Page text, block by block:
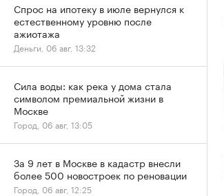
Спрос на ипотеку в июле вернулся к
естественному уровню после
ажиотажа
Деньги, 06 авг, 13:32
Сила воды: как река у дома стала
символом премиальной жизни в
Москве
Город, 06 авг, 13:05
За 9 лет в Москве в кадастр внесли
более 500 новостроек по реновации
Город, 06 авг, 12:25